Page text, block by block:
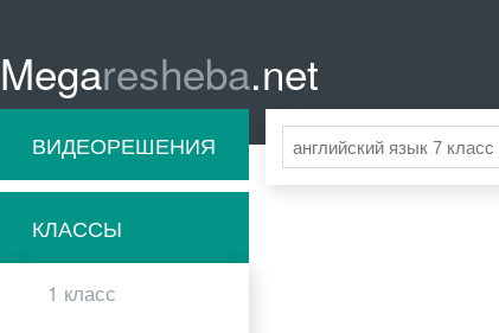
Megaresheba.net
ВИДЕОРЕШЕНИЯ
КЛАССЫ
1 класс